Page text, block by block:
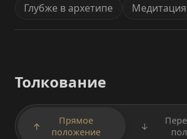
Глубже в архетипе
Медитация
Толкование
↑
Прямое
положение
↓